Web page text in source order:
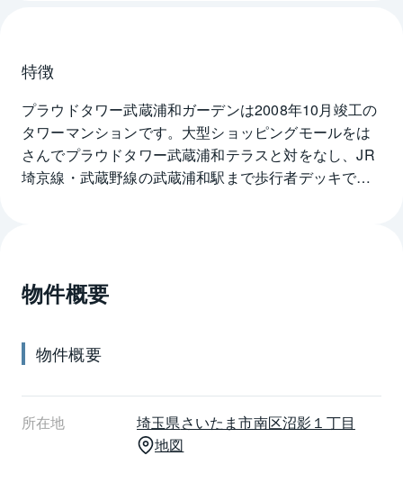
特徴
プラウドタワー武蔵浦和ガーデンは2008年10月竣工の
タワーマンションです。大型ショッピングモールをは
さんでプラウドタワー武蔵浦和テラスと対をなし、JR
埼京線・武蔵野線の武蔵浦和駅まで歩行者デッキで繋
ます。また広大な敷地内は植樹で飾られ、心地よい環
境が生み出されています。
物件概要
物件概要
所在地 埼玉県さいたま市南区沼影１丁目
地図